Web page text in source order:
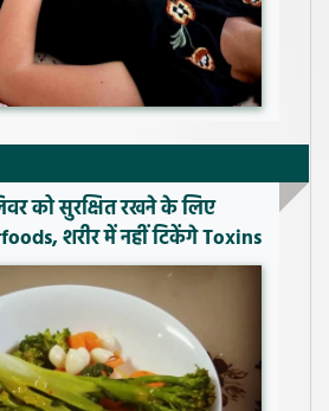
को सुरक्षित रखने के लिए
शरीर में नहीं टिकेंगे Toxins